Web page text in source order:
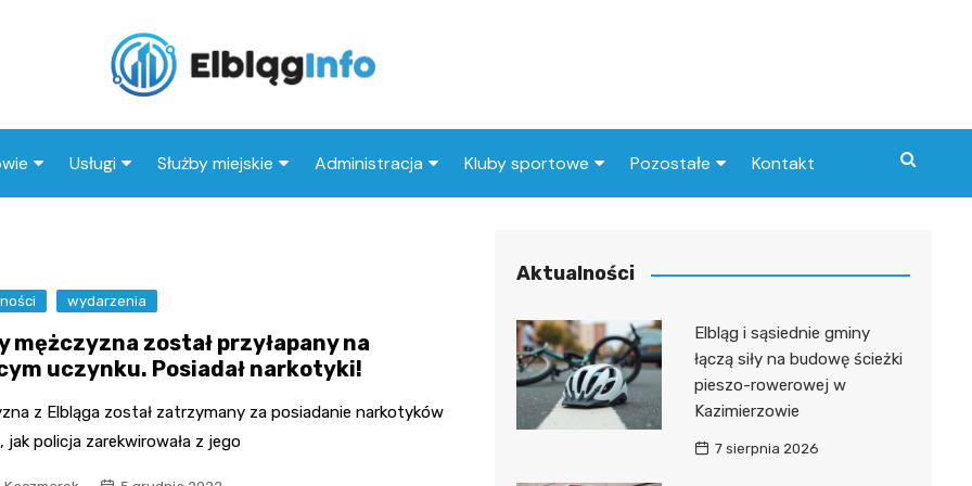
medyczny
Usługi
Taxi
Stacja paliw
Restauracja
Służby miejskie Administracja
ZUS
Kluby sportowe
Klub piłkarski
Pozostałe Kontakt
wydarzenia
mężczyzna został przyłapany na
uczynku. Posiadał narkotyki!
z Elbląga został zatrzymany za posiadanie narkotyków
jak policja zarekwirowała z jego
Aktualności
Elbląg i sąsiednie gminy
łączą siły na budowę ścieżki
pieszo-rowerowej w
Kazimierzowie
7 sierpnia 2026